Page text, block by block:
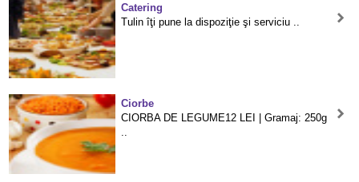
Catering
Tulin îţi pune la dispoziţie şi serviciu ..
Ciorbe
CIORBA DE LEGUME12 LEI | Gramaj: 250g